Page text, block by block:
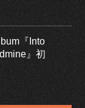
『Into
』初